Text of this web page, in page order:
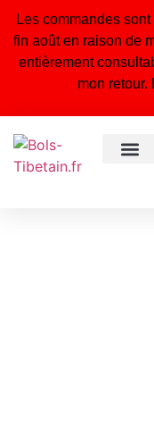
Les commandes
fin août en raison de
entièrement
mon retour.